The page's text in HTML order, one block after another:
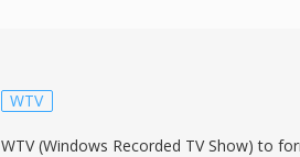
WTV
WTV (Windows Recorded TV Show) to